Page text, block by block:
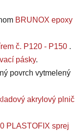
BRUNOX epoxy
č. P120 - P150 .
pásky.
povrch vytmelený
akrylový plnič
PLASTOFIX sprej